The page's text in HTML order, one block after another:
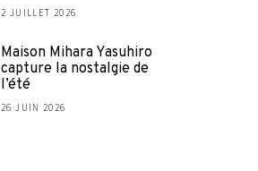
2 JUILLET 2026
Maison Mihara Yasuhiro
capture la nostalgie de
l’été
26 JUIN 2026